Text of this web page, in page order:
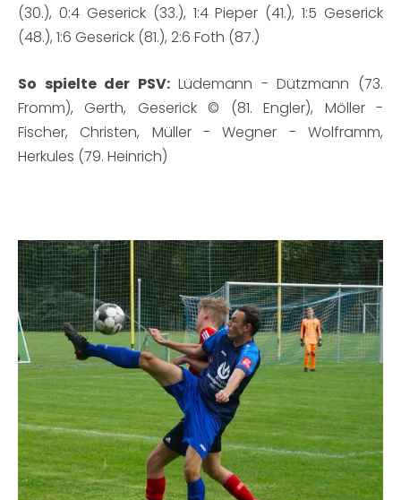
(30.), 0:4 Geserick (33.), 1:4 Pieper (41.), 1:5 Geserick
(48.), 1:6 Geserick (81.), 2:6 Foth (87.)
So spielte der PSV:Lüdemann - Dützmann (73.
Fromm), Gerth, Geserick © (81. Engler), Möller -
Fischer, Christen, Müller - Wegner - Wolframm,
Herkules (79. Heinrich)